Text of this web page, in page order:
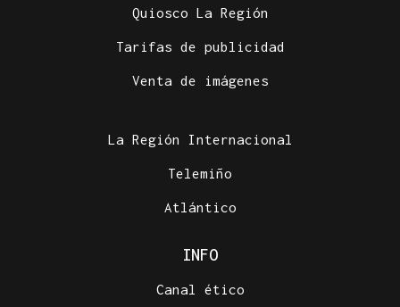
Quiosco La Región
Tarifas de publicidad
Venta de imágenes
La Región Internacional
Telemiño
Atlántico
INFO
Canal ético